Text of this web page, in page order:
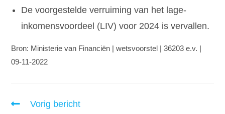
De voorgestelde verruiming van het lage-
inkomensvoordeel (LIV) voor 2024 is vervallen.
Bron: Ministerie van Financiën | wetsvoorstel | 36203 e.v. |
09-11-2022
Vorig bericht